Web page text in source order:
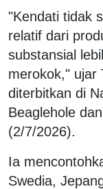
"Kendati tidak
relatif dari
substansial
merokok," ujar
diterbitkan di
Beaglehole
(2/7/2026).
Ia
Swedia,